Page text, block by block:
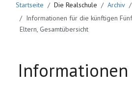
Startseite Die Realschule Archiv
Informationen für die künftigen
Eltern, Gesamtübersicht